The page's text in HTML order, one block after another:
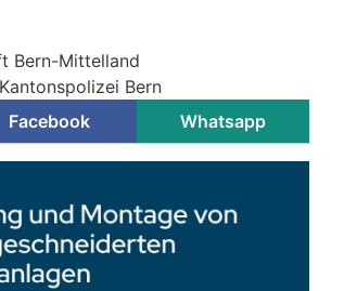
Bern-Mittelland
Bern
Facebook
Whatsapp